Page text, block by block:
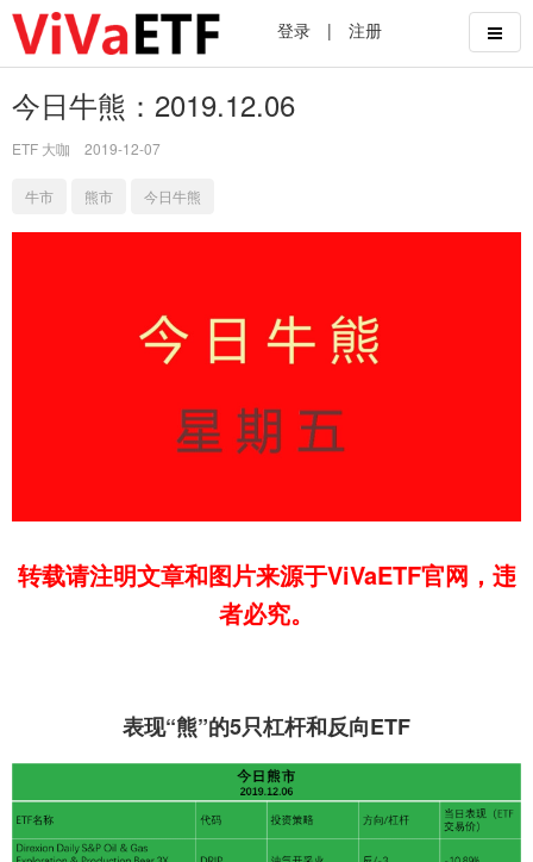
登录 | 注册
今日牛熊：2019.12.06
ETF 大咖 2019-12-07
牛市 熊市 今日牛熊
转载请注明文章和图片来源于ViVaETF官网，违
者必究。
表现“熊”的5只杠杆和反向ETF